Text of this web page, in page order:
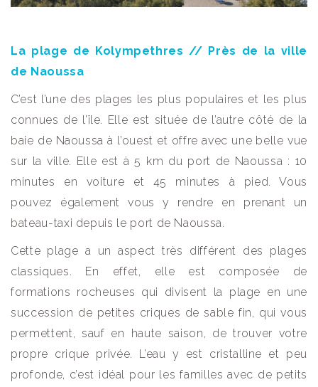
La plage de Kolympethres // Près de la ville
de Naoussa
C’est l’une des plages les plus populaires et les plus
connues de l’île. Elle est située de l’autre côté de la
baie de Naoussa à l’ouest et offre avec une belle vue
sur la ville. Elle est à 5 km du port de Naoussa : 10
minutes en voiture et 45 minutes à pied. Vous
pouvez également vous y rendre en prenant un
bateau-taxi depuis le port de Naoussa.
Cette plage a un aspect très différent des plages
classiques. En effet, elle est composée de
formations rocheuses qui divisent la plage en une
succession de petites criques de sable fin, qui vous
permettent, sauf en haute saison, de trouver votre
propre crique privée. L’eau y est cristalline et peu
profonde, c’est idéal pour les familles avec de petits